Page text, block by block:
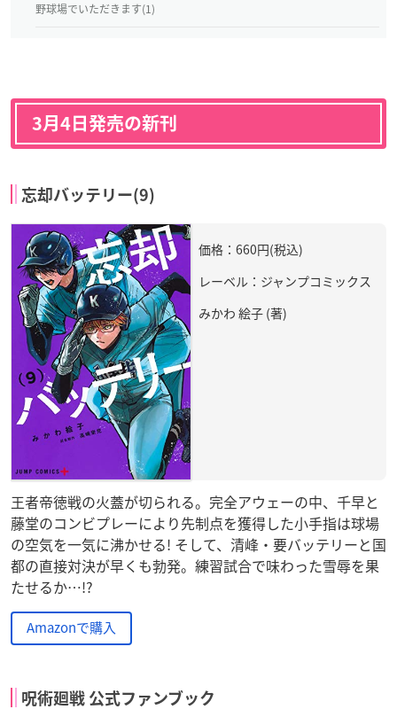
野球場でいただきます(1)
3月4 日発売の新刊
忘却バッテリー(9)
価格：660円(税込)
レーベル：ジャンプコミックス
みかわ 絵子 (著)
王者帝徳戦の火蓋が切られる。完全アウェーの中、千早と
藤堂のコンビプレーにより先制点を獲得した小手指は球場
の空気を一気に沸かせる! そして、清峰・要バッテリーと国
都の直接対決が早くも勃発。練習試合で味わった雪辱を果
たせるか…!?
Amazonで購入
呪術廻戦 公式ファンブック